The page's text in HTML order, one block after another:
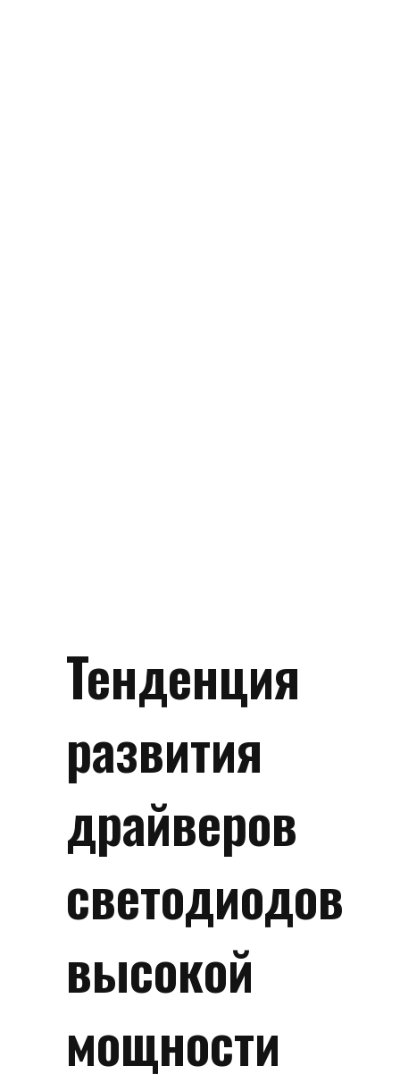
Тенденция
развития
драйверов
светодиодов
высокой
мощности